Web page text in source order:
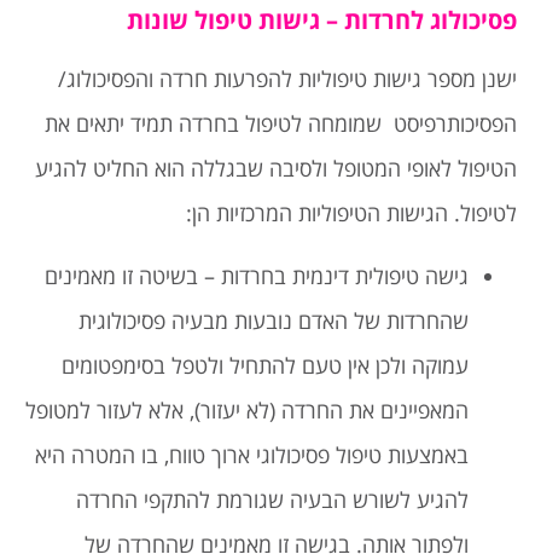
פסיכולוג לחרדות – גישות טיפול שונות
ישנן מספר גישות טיפוליות להפרעות חרדה והפסיכולוג/
הפסיכותרפיסט שמומחה לטיפול בחרדה תמיד יתאים את
הטיפול לאופי המטופל ולסיבה שבגללה הוא החליט להגיע
לטיפול. הגישות הטיפוליות המרכזיות הן:
גישה טיפולית דינמית בחרדות – בשיטה זו מאמינים
שהחרדות של האדם נובעות מבעיה פסיכולוגית
עמוקה ולכן אין טעם להתחיל ולטפל בסימפטומים
המאפיינים את החרדה (לא יעזור), אלא לעזור למטופל
באמצעות טיפול פסיכולוגי ארוך טווח, בו המטרה היא
להגיע לשורש הבעיה שגורמת להתקפי החרדה
ולפתור אותה. בגישה זו מאמינים שהחרדה של